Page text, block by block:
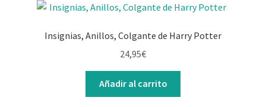
Insignias, Anillos, Colgante de Harry Potter
24,95€
Añadir al carrito